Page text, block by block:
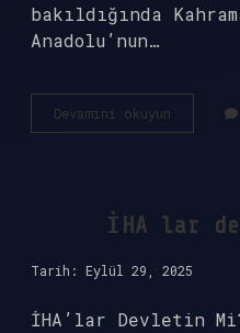
bakıldığında
Anadolu’nun…
Devamını okuyun
hangi
İHA lar
Tarih: Eylül 29, 2025
İHA’lar Devletin